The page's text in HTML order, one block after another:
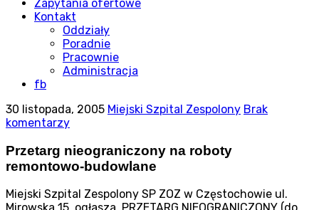
Zapytania ofertowe
Kontakt
Oddziały
Poradnie
Pracownie
Administracja
fb
30 listopada, 2005 Miejski Szpital Zespolony Brak
komentarzy
Przetarg nieograniczony na roboty
remontowo-budowlane
Miejski Szpital Zespolony SP ZOZ w Częstochowie ul.